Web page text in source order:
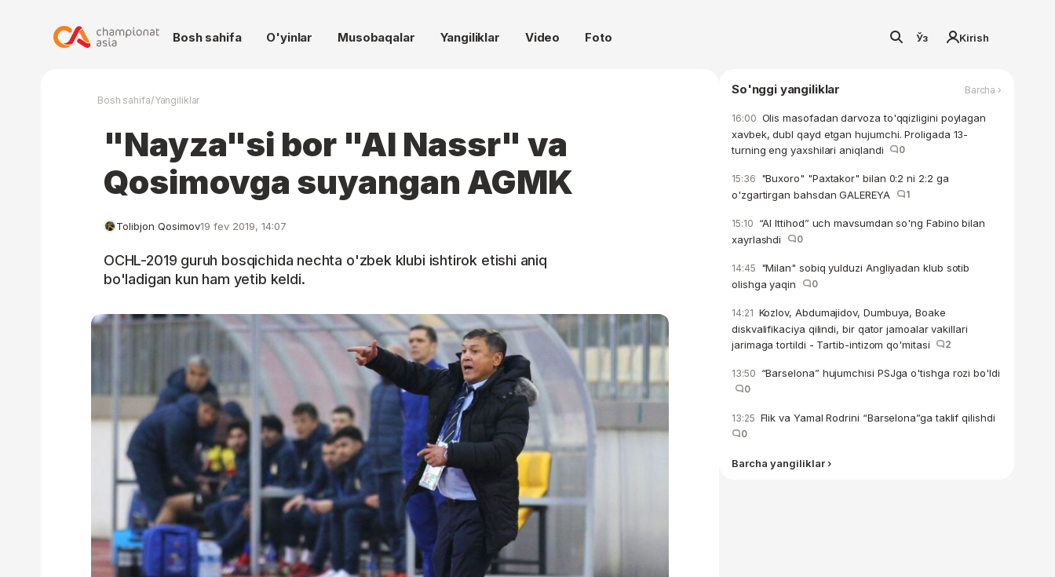
Bosh sahifa O'yinlar Musobaqalar Yangiliklar Video Foto Ўз Kirish
Bosh sahifa/Yangiliklar
"Nayza"si bor "Al Nassr" va
Qosimovga suyangan AGMK
Tolibjon Qosimov19 fev 2019, 14:07
OCHL-2019 guruh bosqichida nechta o'zbek klubi ishtirok etishi aniq
bo'ladigan kun ham yetib keldi.
So'nggi yangiliklar Barcha ›
16:00 Olis masofadan darvoza to'qqizligini poylagan
xavbek, dubl qayd etgan hujumchi. Proligada 13-
turning eng yaxshilari aniqlandi
0
15:36 "Buxoro" "Paxtakor" bilan 0:2 ni 2:2 ga
o'zgartirgan bahsdan GALEREYA
1
15:10 “Al Ittihod” uch mavsumdan so'ng Fabino bilan
xayrlashdi
0
14:45 "Milan" sobiq yulduzi Angliyadan klub sotib
olishga yaqin
0
14:21 Kozlov, Abdumajidov, Dumbuya, Boake
diskvalifikaciya qilindi, bir qator jamoalar vakillari
jarimaga tortildi - Tartib-intizom qo'mitasi
2
13:50 “Barselona” hujumchisi PSJga o'tishga rozi bo'ldi
0
13:25 Flik va Yamal Rodrini “Barselona”ga taklif qilishdi
0
Barcha yangiliklar ›